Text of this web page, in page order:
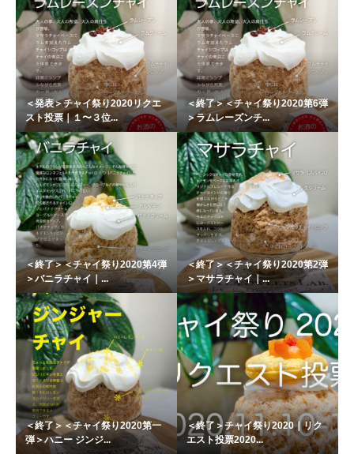
＜発表＞チャイ祭り2020リクエ
スト投票｜１〜３位...
＜終了＞＜チャイ祭り2020第6弾
＞ラムレーズンチ...
＜終了＞＜チャイ祭り2020第4弾
＞バニラチャイ｜...
＜終了＞＜チャイ祭り2020第2弾
＞マサラチャイ｜...
＜終了＞＜チャイ祭り2020第一
弾＞ハニー ジンジ...
＜終了＞チャイ祭り2020｜リク
エスト投票2020...